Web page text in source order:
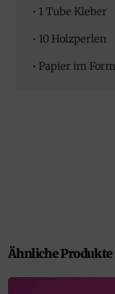
• 1 Tube Kleber
• 10 Holzperlen
• Papier im
Ähnliche Produkte